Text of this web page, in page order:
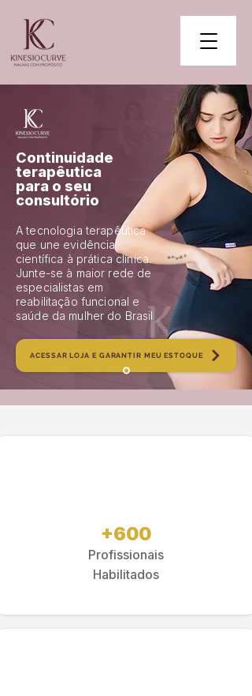
Continuidade
terapêutica
para o seu
consultório
A tecnologia terapêutica
que une evidência
científica à prática clínica.
Junte-se à maior rede de
especialistas em
reabilitação funcional e
saúde da mulher do Brasil
ACESSAR LOJA E GARANTIR MEU ESTOQUE
+600
Profissionais
Habilitados